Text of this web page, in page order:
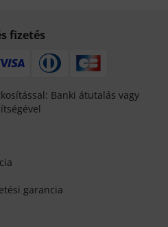
fizetés
Banki átutalás vagy
garancia